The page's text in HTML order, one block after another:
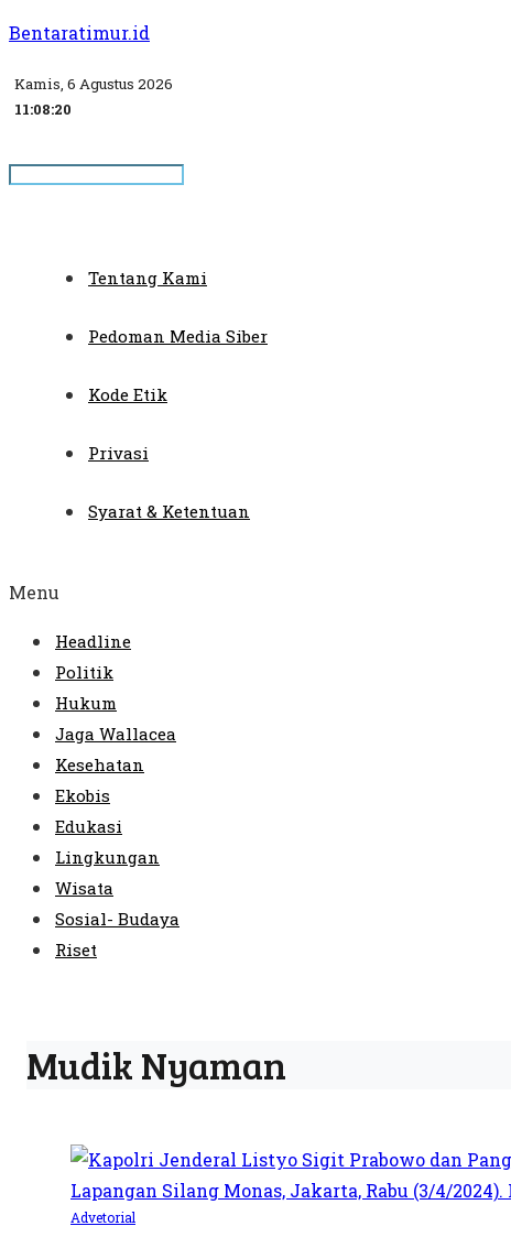
Bentaratimur.id
Kamis, 6 Agustus 2026
11:08:21
Tentang Kami
Pedoman Media Siber
Kode Etik
Privasi
Syarat & Ketentuan
Menu
Headline
Politik
Hukum
Jaga Wallacea
Kesehatan
Ekobis
Edukasi
Lingkungan
Wisata
Sosial- Budaya
Riset
Mudik Nyaman
Advetorial